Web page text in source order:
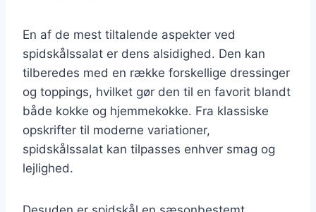
En af de mest tiltalende aspekter ved
spidskålssalat er dens alsidighed. Den kan
tilberedes med en række forskellige dressinger
og toppings, hvilket gør den til en favorit blandt
både kokke og hjemmekokke. Fra klassiske
opskrifter til moderne variationer,
spidskålssalat kan tilpasses enhver smag og
lejlighed.